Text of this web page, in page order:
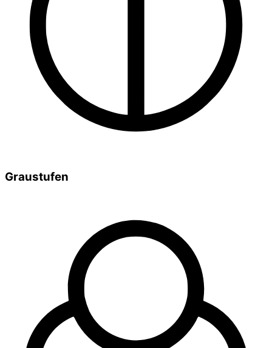
Graustufen